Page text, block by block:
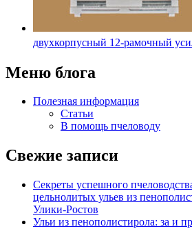
двухкорпусный 12-рамочный
Меню блога
Полезная информация
Статьи
В помощь пчеловоду
Свежие записи
Секреты успешного
цельнолитых ульев из
Улики-Ростов
Ульи из пенополистирола: за и